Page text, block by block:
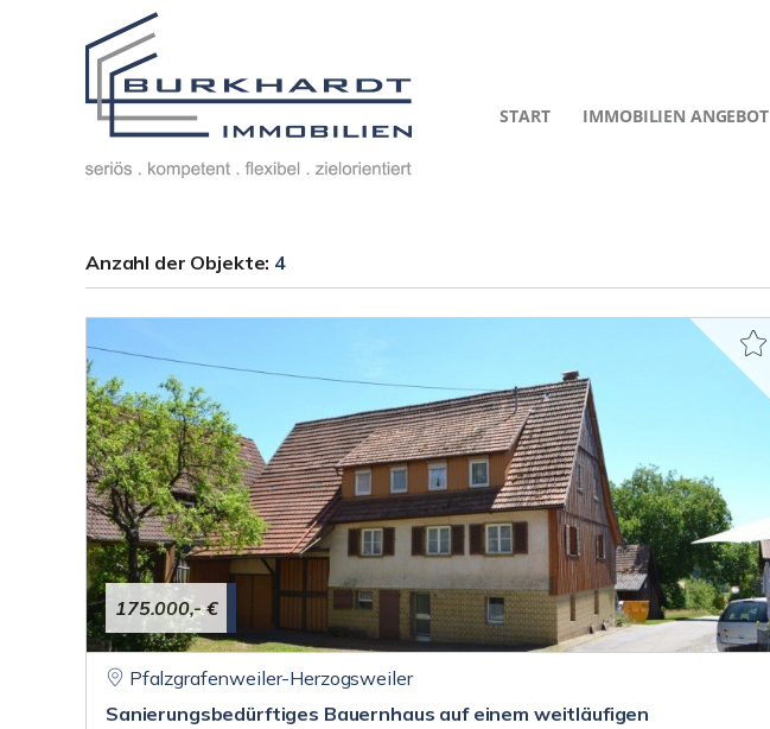
START IMMOBILIEN ANGEBOT
Anzahl der Objekte: 4
175.000,- €
Pfalzgrafenweiler-Herzogsweiler
Sanierungsbedürftiges Bauernhaus auf einem weitläufigen